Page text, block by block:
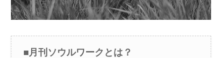
■月刊ソウルワークとは？